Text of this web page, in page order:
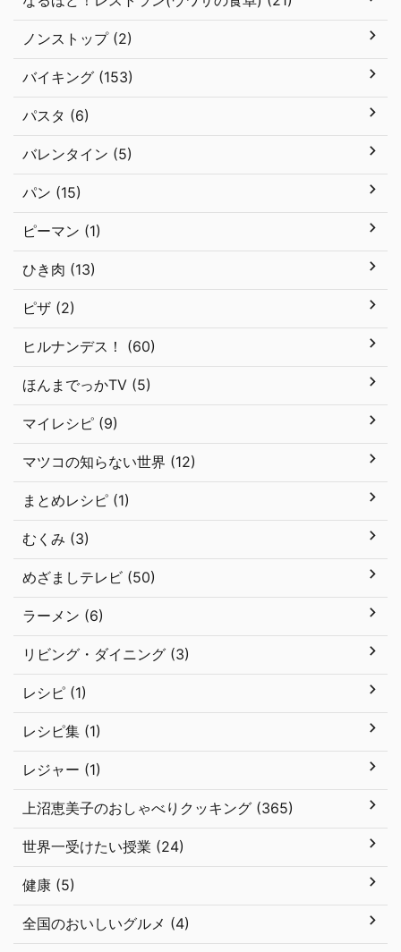
ノンストップ (2)
バイキング (153)
パスタ (6)
バレンタイン (5)
パン (15)
ピーマン (1)
ひき肉 (13)
ピザ (2)
ヒルナンデス！ (60)
ほんまでっかTV (5)
マイレシピ (9)
マツコの知らない世界 (12)
まとめレシピ (1)
むくみ (3)
めざましテレビ (50)
ラーメン (6)
リビング・ダイニング (3)
レシピ (1)
レシピ集 (1)
レジャー (1)
上沼恵美子のおしゃべりクッキング (365)
世界一受けたい授業 (24)
健康 (5)
全国のおいしいグルメ (4)